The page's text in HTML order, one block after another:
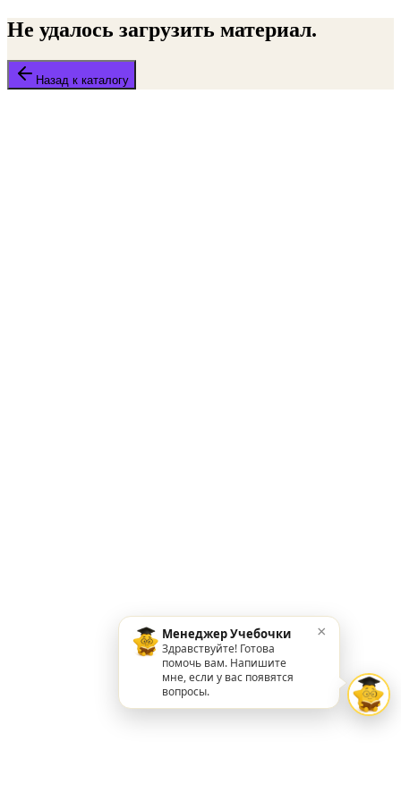
Не удалось загрузить материал.
Назад к каталогу
Менеджер Учебочки
Здравствуйте! Готова
помочь вам. Напишите
мне, если у вас появятся
вопросы.
×